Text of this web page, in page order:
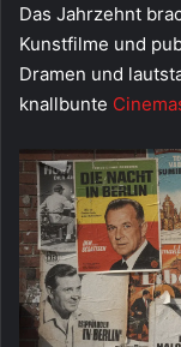
Das Jahrzehnt
Kunstfilme und
Dramen und
knallbunte